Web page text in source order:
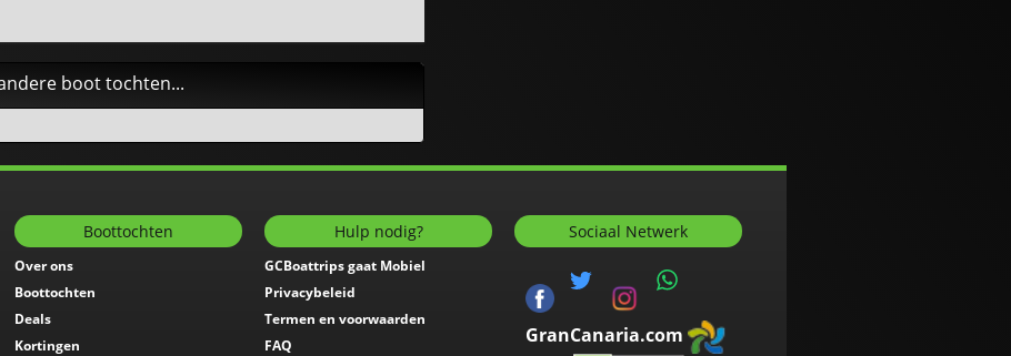
boot tochten...
Boottochten
Over ons
Boottochten
Deals
Kortingen
Hulp nodig?
GCBoattrips gaat Mobiel
Privacybeleid
Termen en voorwaarden
FAQ
Sociaal Netwerk
GranCanaria.com